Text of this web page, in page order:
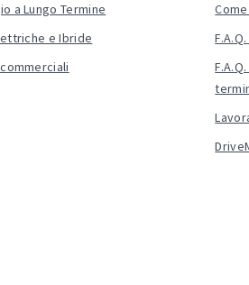
a Lungo Termine
e Ibride